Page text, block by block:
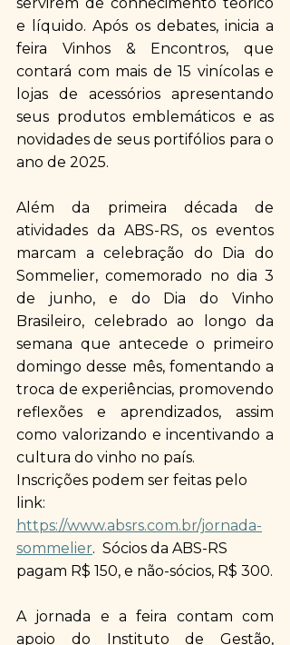
servirem de conhecimento teórico
e líquido. Após os debates, inicia a
feira Vinhos & Encontros, que
contará com mais de 15 vinícolas e
lojas de acessórios apresentando
seus produtos emblemáticos e as
novidades de seus portifólios para o
ano de 2025.
Além da primeira década de
atividades da ABS-RS, os eventos
marcam a celebração do Dia do
Sommelier, comemorado no dia 3
de junho, e do Dia do Vinho
Brasileiro, celebrado ao longo da
semana que antecede o primeiro
domingo desse mês, fomentando a
troca de experiências, promovendo
reflexões e aprendizados, assim
como valorizando e incentivando a
cultura do vinho no país. ​​​​
Inscrições podem ser feitas pelo
link:
https://www.absrs.com.br/jornada-
sommelier.  Sócios da ABS-RS
pagam R$ 150, e não-sócios, R$ 300.
A jornada e a feira contam com
apoio do Instituto de Gestão,